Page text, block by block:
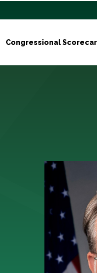
Congressional